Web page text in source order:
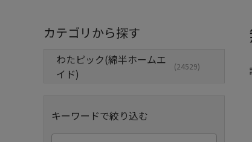
カテゴリから探す
わたピック(綿半ホームエ
イド)
(24529)
キーワードで絞り込む